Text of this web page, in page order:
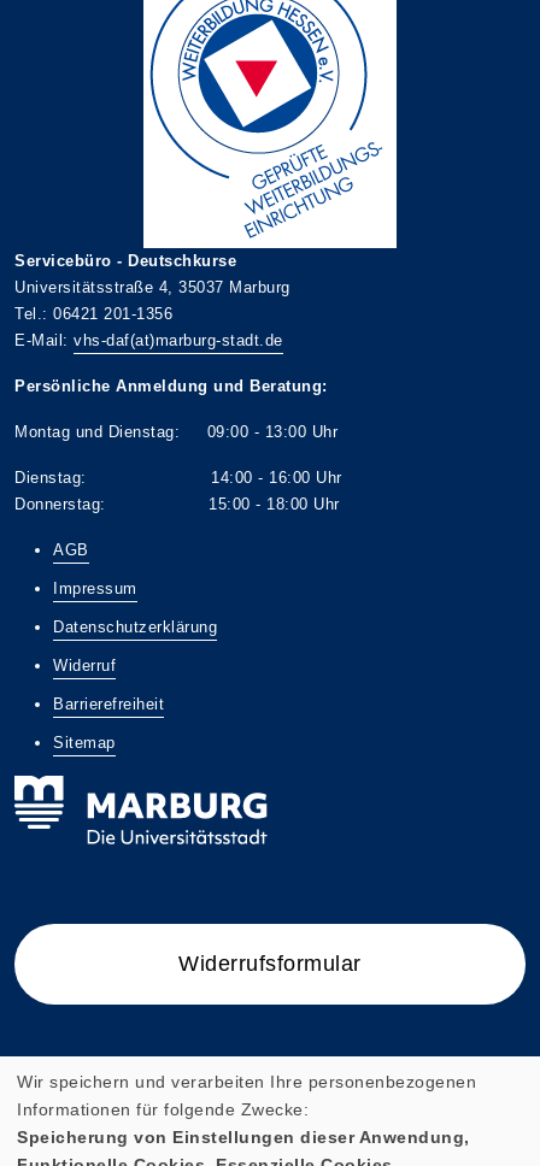
Servicebüro - Deutschkurse
Universitätsstraße 4, 35037 Marburg
Tel.: 06421 201-1356
E-Mail: vhs-daf(at)marburg-stadt.de
Persönliche Anmeldung und Beratung:
Montag und Dienstag: 09:00 - 13:00 Uhr
Dienstag: 14:00 - 16:00 Uhr
Donnerstag: 15:00 - 18:00 Uhr
AGB
Impressum
Datenschutzerklärung
Widerruf
Barrierefreiheit
Sitemap
Widerrufsformular
Cookie Einstellungen
Wir speichern und verarbeiten Ihre personenbezogenen
Informationen für folgende Zwecke:
Speicherung von Einstellungen dieser Anwendung,